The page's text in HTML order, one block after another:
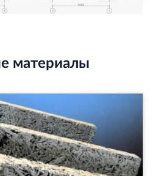
материалы